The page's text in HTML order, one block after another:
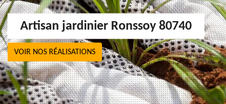
Artisan jardinier Ronssoy 80740
VOIR NOS RÉALISATIONS